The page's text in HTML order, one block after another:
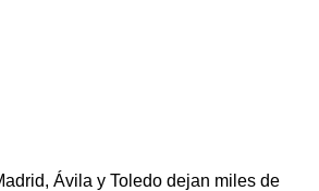
Ávila y Toledo dejan miles de